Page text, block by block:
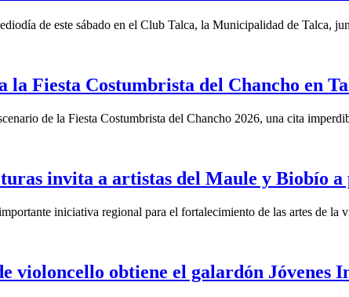
de este sábado en el Club Talca, la Municipalidad de Talca,
la Fiesta Costumbrista del Chancho en
de la Fiesta Costumbrista del Chancho 2026, una cita
invita a artistas del Maule y Biobío a
iniciativa regional para el fortalecimiento de las artes de la
violoncello obtiene el galardón Jóvenes